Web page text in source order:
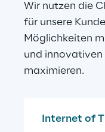
Wir nutzen die
für unsere
Möglichkeiten
und innovativen
maximieren.
Internet of